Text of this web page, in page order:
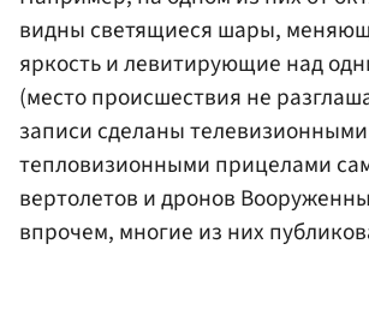
видны светящиеся шары,
яркость и левитирующие над
(место происшествия не
записи сделаны
тепловизионными прицелами
вертолетов и дронов
впрочем, многие из них